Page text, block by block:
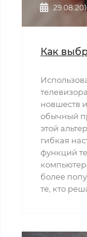
Как
новшеств
обычный
этой
гибкая
функций
более
те, кто